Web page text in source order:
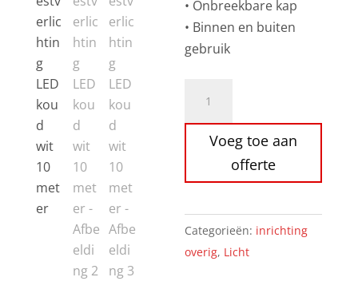
• Onbreekbare kap
• Binnen en buiten
gebruik
koud
aantal
Voeg toe aan
offerte
Categorieën: inrichting
overig, Licht